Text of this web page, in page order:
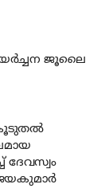
ജൂലൈ
കൂടുതല്‍
ദേവസ്വം